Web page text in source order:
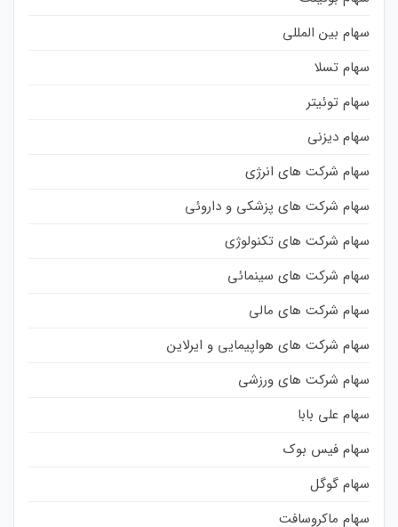
سهام بین المللی
سهام تسلا
سهام توئیتر
سهام دیزنی
سهام شرکت های انرژی
سهام شرکت های پزشکی و داروئی
سهام شرکت های تکنولوژی
سهام شرکت های سینمائی
سهام شرکت های مالی
سهام شرکت های هواپیمایی و ایرلاین
سهام شرکت های ورزشی
سهام علی بابا
سهام فیس بوک
سهام گوگل
سهام ماکروسافت